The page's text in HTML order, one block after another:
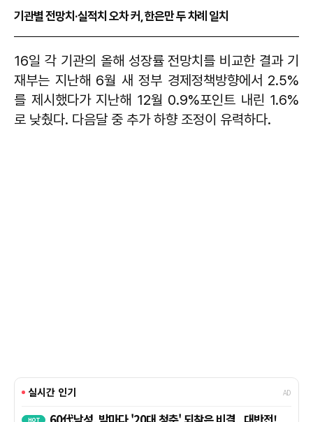
기관별 전망치·실적치 오차 커, 한은만 두 차례 일치
16일 각 기관의 올해 성장률 전망치를 비교한 결과 기
재부는 지난해 6월 새 정부 경제정책방향에서 2.5%
를 제시했다가 지난해 12월 0.9%포인트 내린 1.6%
로 낮췄다. 다음달 중 추가 하향 조정이 유력하다.